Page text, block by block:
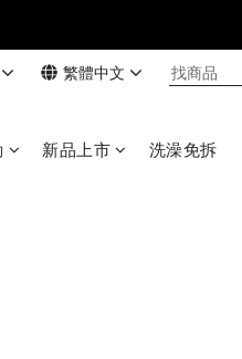
繁體中文
新品上市 洗澡免拆